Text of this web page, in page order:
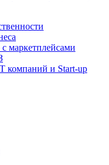
маркетплейсами
компаний и Start-up